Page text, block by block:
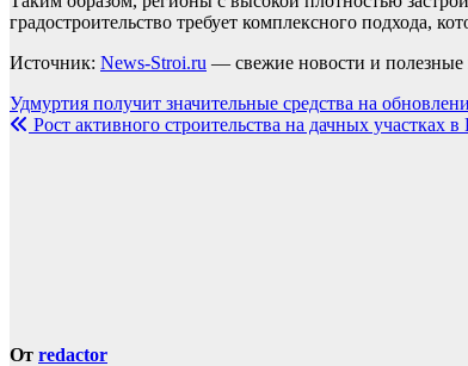
градостроительство требует комплексного подхода,
Источник: News-Stroi.ru — свежие новости и полезные
Навигация
по
Удмуртия получит значительные средства на
Рост активного строительства на дачных участках в
От redactor